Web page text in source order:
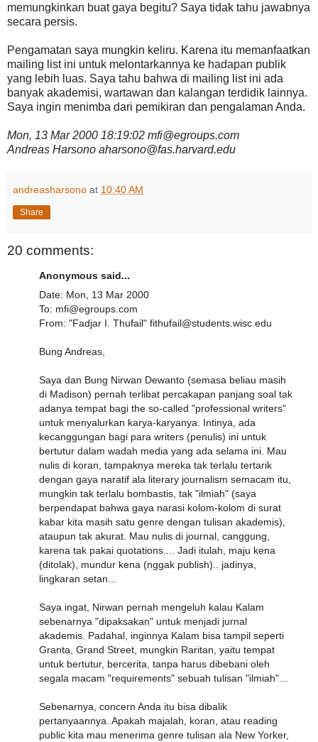
memungkinkan buat gaya begitu? Saya tidak tahu jawabnya
secara persis.
Pengamatan saya mungkin keliru. Karena itu memanfaatkan
mailing list ini untuk melontarkannya ke hadapan publik
yang lebih luas. Saya tahu bahwa di mailing list ini ada
banyak akademisi, wartawan dan kalangan terdidik lainnya.
Saya ingin menimba dari pemikiran dan pengalaman Anda.
Mon, 13 Mar 2000 18:19:02 mfi@egroups.com
Andreas Harsono aharsono@fas.harvard.edu
andreasharsono at 10:40 AM
Share
20 comments:
Anonymous said...
Date: Mon, 13 Mar 2000
To: mfi@egroups.com
From: "Fadjar I. Thufail" fithufail@students.wisc.edu
Bung Andreas,
Saya dan Bung Nirwan Dewanto (semasa beliau masih
di Madison) pernah terlibat percakapan panjang soal tak
adanya tempat bagi the so-called "professional writers"
untuk menyalurkan karya-karyanya. Intinya, ada
kecanggungan bagi para writers (penulis) ini untuk
bertutur dalam wadah media yang ada selama ini. Mau
nulis di koran, tampaknya mereka tak terlalu tertarik
dengan gaya naratif ala literary journalism semacam itu,
mungkin tak terlalu bombastis, tak "ilmiah" (saya
berpendapat bahwa gaya narasi kolom-kolom di surat
kabar kita masih satu genre dengan tulisan akademis),
ataupun tak akurat. Mau nulis di journal, canggung,
karena tak pakai quotations.... Jadi itulah, maju kena
(ditolak), mundur kena (nggak publish).. jadinya,
lingkaran setan...
Saya ingat, Nirwan pernah mengeluh kalau Kalam
sebenarnya "dipaksakan" untuk menjadi jurnal
akademis. Padahal, inginnya Kalam bisa tampil seperti
Granta, Grand Street, mungkin Raritan, yaitu tempat
untuk bertutur, bercerita, tanpa harus dibebani oleh
segala macam "requirements" sebuah tulisan "ilmiah"...
Sebenarnya, concern Anda itu bisa dibalik
pertanyaannya. Apakah majalah, koran, atau reading
public kita mau menerima genre tulisan ala New Yorker,